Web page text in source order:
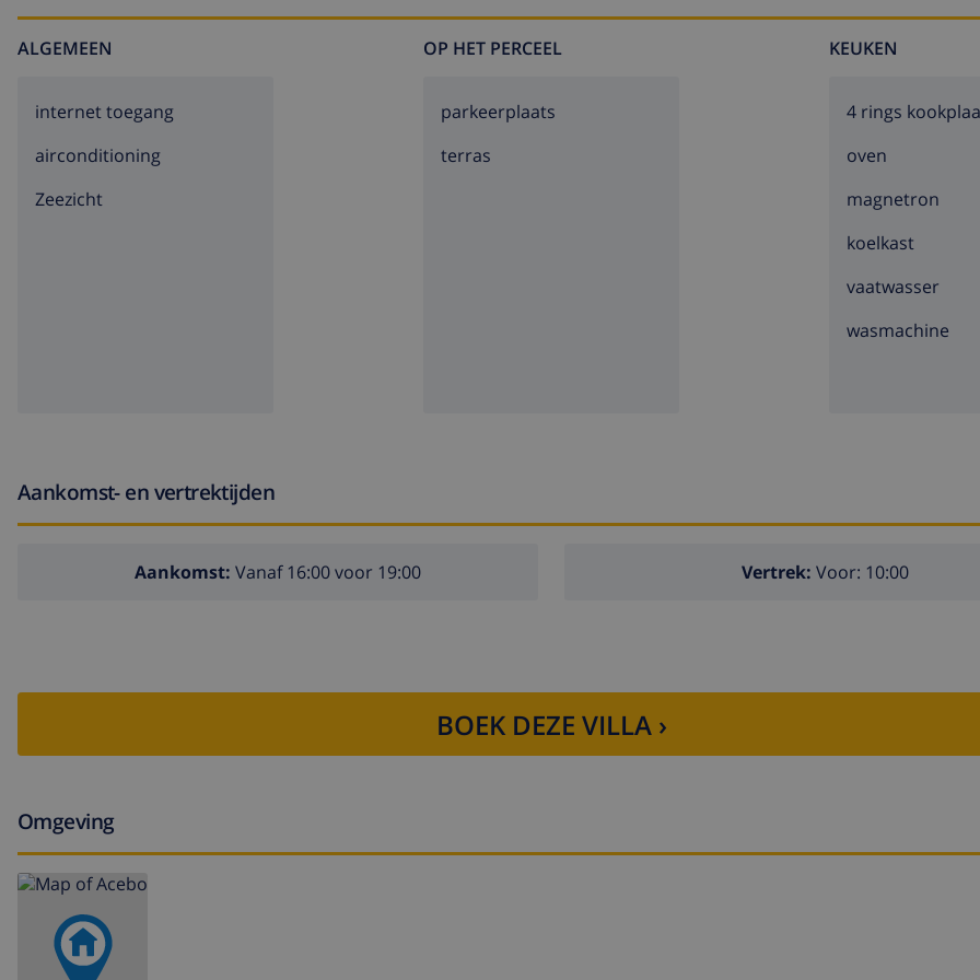
ALGEMEEN
internet toegang
airconditioning
Zeezicht
OP HET PERCEEL
parkeerplaats
terras
KEUKEN
4 rings
oven
magnetron
koelkast
vaatwasser
wasmachine
Aankomst- en vertrektijden
Aankomst: Vanaf 16:00 voor 19:00 Vertrek: Voor: 10:00
BOEK DEZE VILLA ›
Omgeving